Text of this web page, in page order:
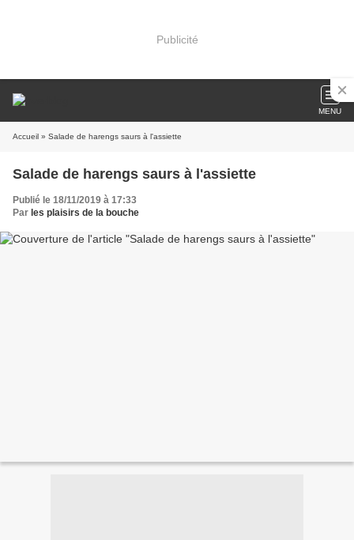
Publicité
MENU
Accueil » Salade de harengs saurs à l'assiette
Salade de harengs saurs à l'assiette
Publié le 18/11/2019 à 17:33
Par les plaisirs de la bouche